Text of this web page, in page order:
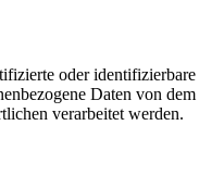
oder identifizierbare
Daten von dem
verarbeitet werden.